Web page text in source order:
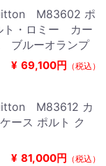
M83602 ポ
ト・ロミー カー
ブルーオランプ
¥ 69,100円 （税込）
M83612 カ
ース ポルト ク
¥ 81,000円 （税込）